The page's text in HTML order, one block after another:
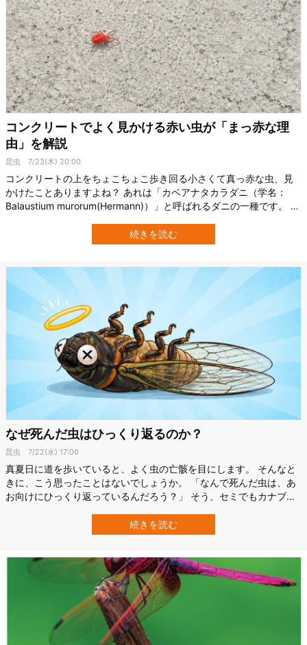
コンクリートでよく見かける赤い虫が「まっ赤な理
由」を解説
昆虫 7/23(木) 20:00
コンクリートの上をちょこちょこ歩き回る小さくて真っ赤な虫、見
かけたことありますよね？ あれは「カベアナタカラダニ（学名：
Balaustium murorum(Hermann)）」と呼ばれるダニの一種です。 気
まで真っ赤っかですが、研究があまり進んでいないため、なぜこれ
ほど赤いのか分かっていませんでした。 しかし、法政大学と京都大
続きを読む
なぜ死んだ虫はひっくり返るのか？
昆虫 7/22(水) 17:00
真夏日に道を歩いていると、よく虫の亡骸を目にします。 そんなと
きに、こう思ったことはないでしょうか。 「なんで死んだ虫は、あ
お向けにひっくり返っているんだろう？」 そう、セミでもカナブン
るギモンを科学的に解決してみましょう。 死んだ虫がひっくり返る
「2つの要因」 その1：虫は背中側が重い 死んだ虫がひっくり返る要
続きを読む